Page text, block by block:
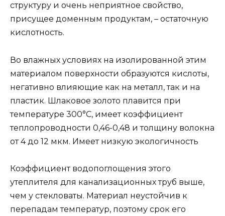
структуру и очень неприятное свойство,
присущее доменным продуктам, – остаточную
кислотность.
Во влажных условиях на изолированной этим
материалом поверхности образуются кислоты,
негативно влияющие как на металл, так и на
пластик. Шлаковое золото плавится при
температуре 300°С, имеет коэффициент
теплопроводности 0,46-0,48 и толщину волокна
от 4 до 12 мкм. Имеет низкую экологичность
Коэффициент водопоглощения этого
утеплителя для канализационных труб выше,
чем у стекловаты. Материал неустойчив к
перепадам температур, поэтому срок его